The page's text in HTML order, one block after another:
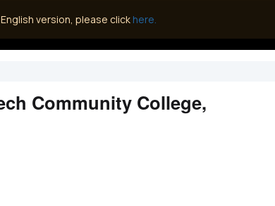
version, please click here.
Community College,